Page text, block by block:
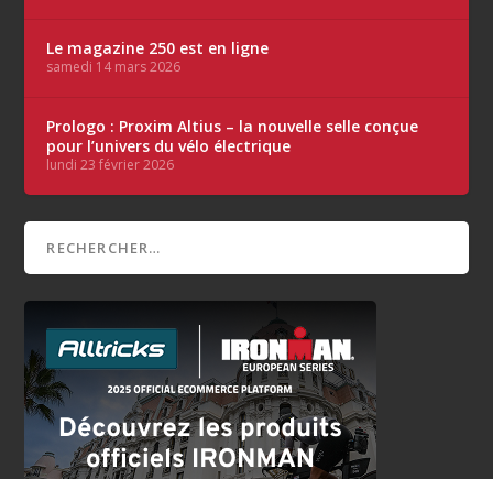
Le magazine 250 est en ligne
samedi 14 mars 2026
Prologo : Proxim Altius – la nouvelle selle conçue
pour l’univers du vélo électrique
lundi 23 février 2026